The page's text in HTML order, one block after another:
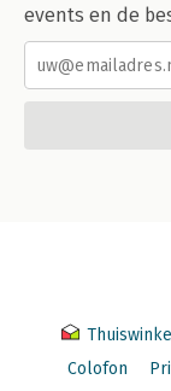
events en de
Colofon